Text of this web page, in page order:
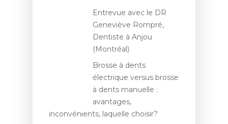
Entrevue avec le DR
Geneviève Rompré,
Dentiste à Anjou
(Montréal)
Brosse à dents
électrique versus brosse
à dents manuelle :
avantages,
inconvénients, laquelle choisir?